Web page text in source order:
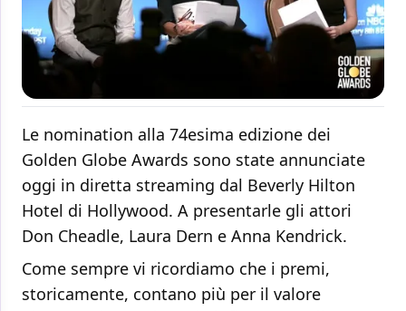
Le nomination alla 74esima edizione dei
Golden Globe Awards sono state annunciate
oggi in diretta streaming dal Beverly Hilton
Hotel di Hollywood. A presentarle gli attori
Don Cheadle, Laura Dern e Anna Kendrick.
Come sempre vi ricordiamo che i premi,
storicamente, contano più per il valore